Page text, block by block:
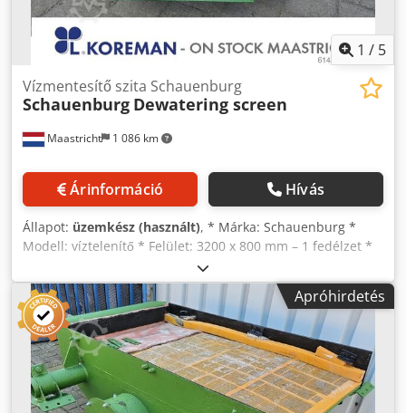
1 / 5
Maastricht 1 086 km
Vízmentesítő szita Schauenburg
Schauenburg Dewatering screen
Árinformáció Hívás
Állapot: üzemkész (használt), * Márka: Schauenburg *
Modell: víztelenítő * Felület: 3200 x 800 mm – 1 fedélzet *
Hajtás: 2 db elektromos motor, egyenként 5,5 kW Dedpfx
Aneywm Age Tock
Apróhirdetés